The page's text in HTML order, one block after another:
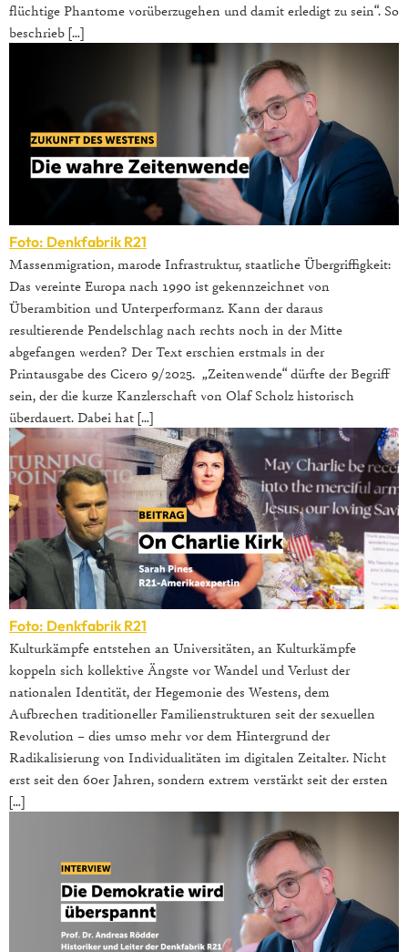
flüchtige Phantome vorüberzugehen und damit erledigt zu sein“. So
beschrieb […]
Foto: Denkfabrik R21
Massenmigration, marode Infrastruktur, staatliche Übergriffigkeit:
Das vereinte Europa nach 1990 ist gekennzeichnet von
Überambition und Unterperformanz. Kann der daraus
resultierende Pendelschlag nach rechts noch in der Mitte
abgefangen werden? Der Text erschien erstmals in der
Printausgabe des Cicero 9/2025. „Zeitenwende“ dürfte der Begriff
sein, der die kurze Kanzlerschaft von Olaf Scholz historisch
überdauert. Dabei hat […]
Foto: Denkfabrik R21
Kulturkämpfe entstehen an Universitäten, an Kulturkämpfe
koppeln sich kollektive Ängste vor Wandel und Verlust der
nationalen Identität, der Hegemonie des Westens, dem
Aufbrechen traditioneller Familienstrukturen seit der sexuellen
Revolution – dies umso mehr vor dem Hintergrund der
Radikalisierung von Individualitäten im digitalen Zeitalter. Nicht
erst seit den 60er Jahren, sondern extrem verstärkt seit der ersten
[…]